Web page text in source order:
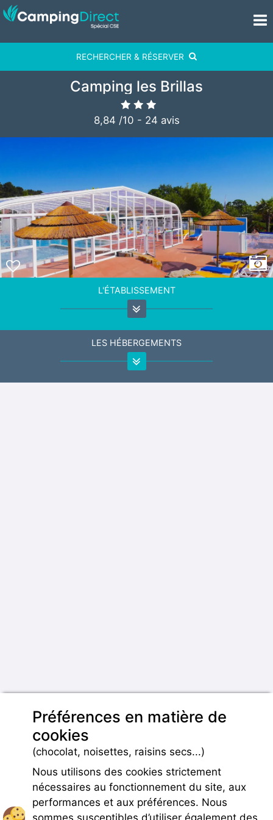
RECHERCHER & RÉSERVER
Camping les Brillas
8,84 /10 - 24 avis
L'ÉTABLISSEMENT
LES HÉBERGEMENTS
Préférences en matière de
cookies
(chocolat, noisettes, raisins secs...)
Nous utilisons des cookies strictement
nécessaires au fonctionnement du site, aux
performances et aux préférences. Nous
sommes susceptibles d’utiliser également des